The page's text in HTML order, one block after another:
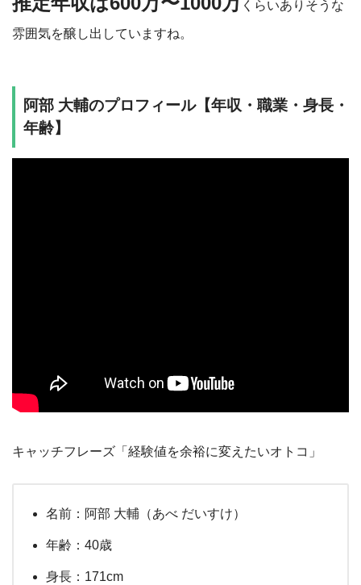
くらいありそうな
雰囲気を醸し出していますね。
阿部 大輔のプロフィール【年収・職業・身長・
年齢】
キャッチフレーズ「経験値を余裕に変えたいオトコ」
名前：阿部 大輔（あべ だいすけ）
年齢：40歳
身長：171cm